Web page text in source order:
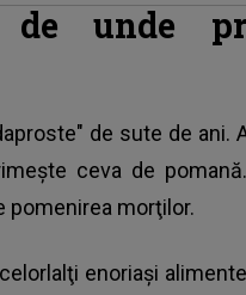
unde
de sute de ani.
ceva de
pomenirea morţilor.
enoriaşi